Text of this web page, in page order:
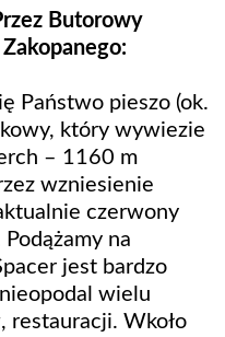
Butorowy
Państwo pieszo (ok.
który wywiezie
– 1160 m
wzniesienie
czerwony
na
jest bardzo
wielu
restauracji. Wkoło